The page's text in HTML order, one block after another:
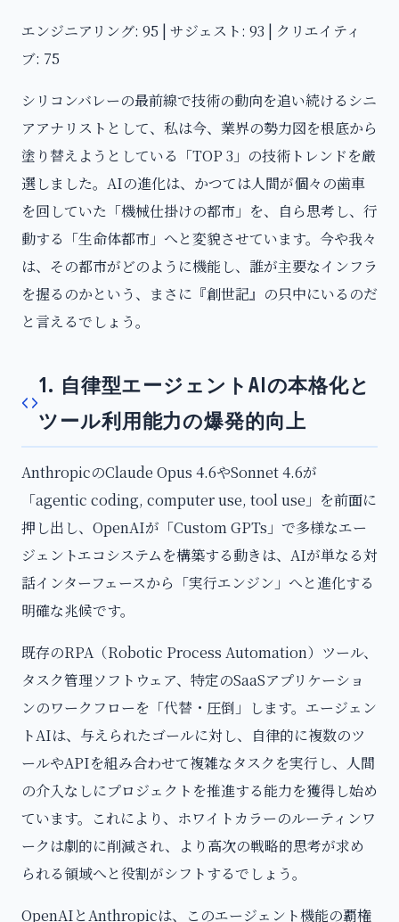
エンジニアリング: 95 | サジェスト: 93 | クリエイティ
ブ: 75
シリコンバレーの最前線で技術の動向を追い続けるシニ
アアナリストとして、私は今、業界の勢力図を根底から
塗り替えようとしている「TOP 3」の技術トレンドを厳
選しました。AIの進化は、かつては人間が個々の歯車
を回していた「機械仕掛けの都市」を、自ら思考し、行
動する「生命体都市」へと変貌させています。今や我々
は、その都市がどのように機能し、誰が主要なインフラ
を握るのかという、まさに『創世記』の只中にいるのだ
と言えるでしょう。
1. 自律型エージェントAIの本格化と
ツール利用能力の爆発的向上
AnthropicのClaude Opus 4.6やSonnet 4.6が
「agentic coding, computer use, tool use」を前面に
押し出し、OpenAIが「Custom GPTs」で多様なエー
ジェントエコシステムを構築する動きは、AIが単なる対
話インターフェースから「実行エンジン」へと進化する
明確な兆候です。
既存のRPA（Robotic Process Automation）ツール、
タスク管理ソフトウェア、特定のSaaSアプリケーショ
ンのワークフローを「代替・圧倒」します。エージェン
トAIは、与えられたゴールに対し、自律的に複数のツ
ールやAPIを組み合わせて複雑なタスクを実行し、人間
の介入なしにプロジェクトを推進する能力を獲得し始め
ています。これにより、ホワイトカラーのルーティンワ
ークは劇的に削減され、より高次の戦略的思考が求め
られる領域へと役割がシフトするでしょう。
OpenAIとAnthropicは、このエージェント機能の覇権